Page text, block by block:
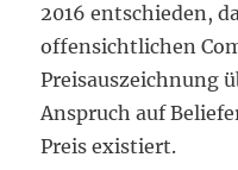
2016 entschieden,
offensichtlichen
Preisauszeichnung
Anspruch auf
Preis existiert.